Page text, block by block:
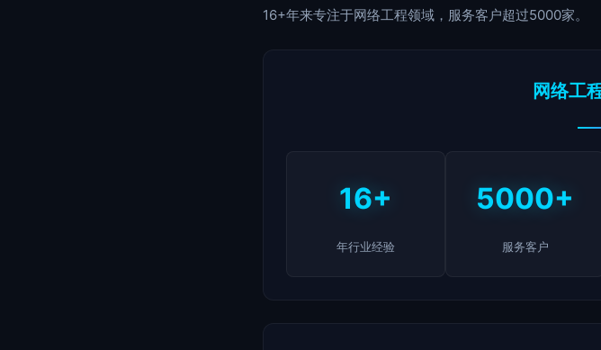
16+年来专注于网络工程领域，服务客户超过5000家。
网络工
16+
年行业经验
5000+
服务客户